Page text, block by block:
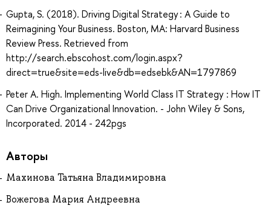
Gupta, S. (2018). Driving Digital Strategy : A Guide to
Reimagining Your Business. Boston, MA: Harvard Business
Review Press. Retrieved from
http://search.ebscohost.com/login.aspx?
direct=true&site=eds-live&db=edsebk&AN=1797869
Peter A. High. Implementing World Class IT Strategy : How IT
Can Drive Organizational Innovation. - John Wiley & Sons,
Incorporated. 2014 - 242pgs
Авторы
Махинова Татьяна Владимировна
Вожегова Мария Андреевна